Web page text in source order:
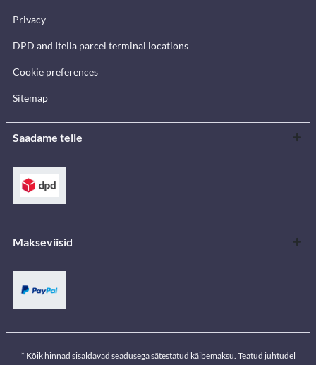
Privacy
DPD and Itella parcel terminal locations
Cookie preferences
Sitemap
Saadame teile
Makseviisid
* Kõik hinnad sisaldavad seadusega sätestatud käibemaksu. Teatud juhtudel